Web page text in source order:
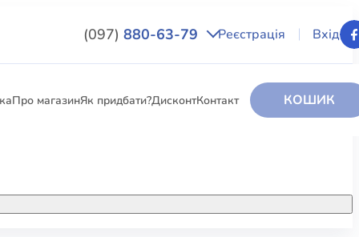
(097) 880-63-79 Реєстрація Вхід
Про магазинЯк придбати?ДисконтКонтакт КОШИК